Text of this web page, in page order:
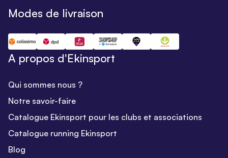
Modes de livraison
A propos d'Ekinsport
Qui sommes nous ?
Notre savoir-faire
Catalogue Ekinsport pour les clubs et associations
Catalogue running Ekinsport
Blog